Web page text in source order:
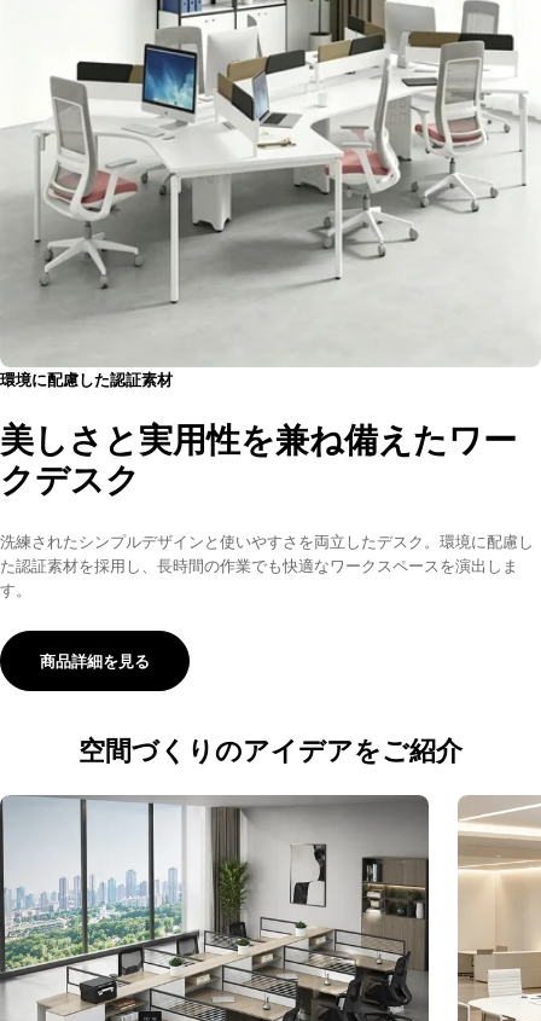
環境に配慮した認証素材
美しさと実用性を兼ね備えたワー
クデスク
洗練されたシンプルデザインと使いやすさを両立したデスク。環境に配慮し
た認証素材を採用し、長時間の作業でも快適なワークスペースを演出しま
す。
商品詳細を見る
空間づくりのアイデアをご紹介